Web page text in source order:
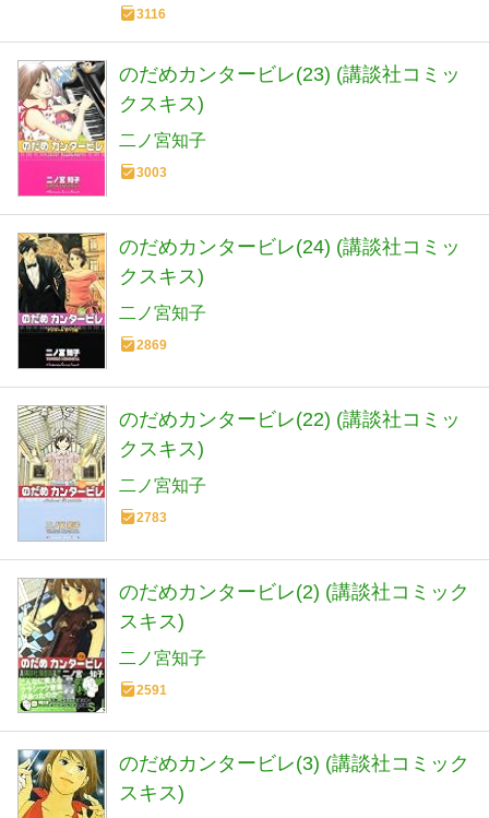
3116
のだめカンタービレ(23) (講談社コミッ
クスキス)
二ノ宮知子
3003
のだめカンタービレ(24) (講談社コミッ
クスキス)
二ノ宮知子
2869
のだめカンタービレ(22) (講談社コミッ
クスキス)
二ノ宮知子
2783
のだめカンタービレ(2) (講談社コミック
スキス)
二ノ宮知子
2591
のだめカンタービレ(3) (講談社コミック
スキス)